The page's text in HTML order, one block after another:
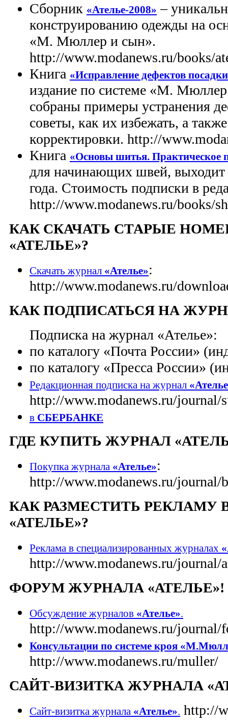
Сборник «Ателье-2008» –
конструированию одежды на
«М. Мюллер и сын».
http://www.modanews.ru/books/
Книга «Исправление дефектов
издание по системе «М.
собраны примеры устранения
советы, как их избежать, а
корректировки. http://
Книга «Основы шитья. Практическое
для начинающих швей, выходит
года. Стоимость подписки в
http://www.modanews.ru/books/
КАК СКАЧАТЬ СТАРЫЕ
«АТЕЛЬЕ»?
Скачать журнал «Ателье»:
http://www.modanews.ru/
КАК ПОДПИСАТЬСЯ НА
Подписка на журнал «Ателье»:
по каталогу «Почта России»
по каталогу «Пресса России»
Редакционная подписка на журнал
http://www.modanews.ru/journal/
в СБЕРБАНКЕ
ГДЕ КУПИТЬ ЖУРНАЛ
Покупка журнала «Ателье»:
http://www.modanews.ru/journal/
КАК РАЗМЕСТИТЬ РЕКЛАМУ
«АТЕЛЬЕ»?
Реклама в специализированных журналах
http://www.modanews.ru/journal/
ФОРУМ ЖУРНАЛА «АТЕЛЬЕ»!
Обсуждение журналов «Ателье».
http://www.modanews.ru/journal/
Консультации по системе кроя
http://www.modanews.ru/muller/
САЙТ-ВИЗИТКА ЖУРНАЛА
Сайт-визитка журнала «Ателье». http://